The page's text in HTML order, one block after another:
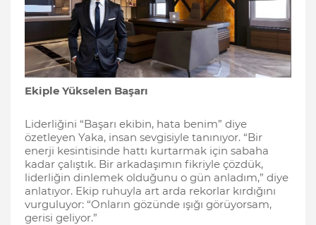
Ekiple Yükselen Başarı
Liderliğini “Başarı ekibin, hata benim” diye
özetleyen Yaka, insan sevgisiyle tanınıyor. “Bir
enerji kesintisinde hattı kurtarmak için sabaha
kadar çalıştık. Bir arkadaşımın fikriyle çözdük,
liderliğin dinlemek olduğunu o gün anladım,” diye
anlatıyor. Ekip ruhuyla art arda rekorlar kırdığını
vurguluyor: “Onların gözünde ışığı görüyorsam,
gerisi geliyor.”